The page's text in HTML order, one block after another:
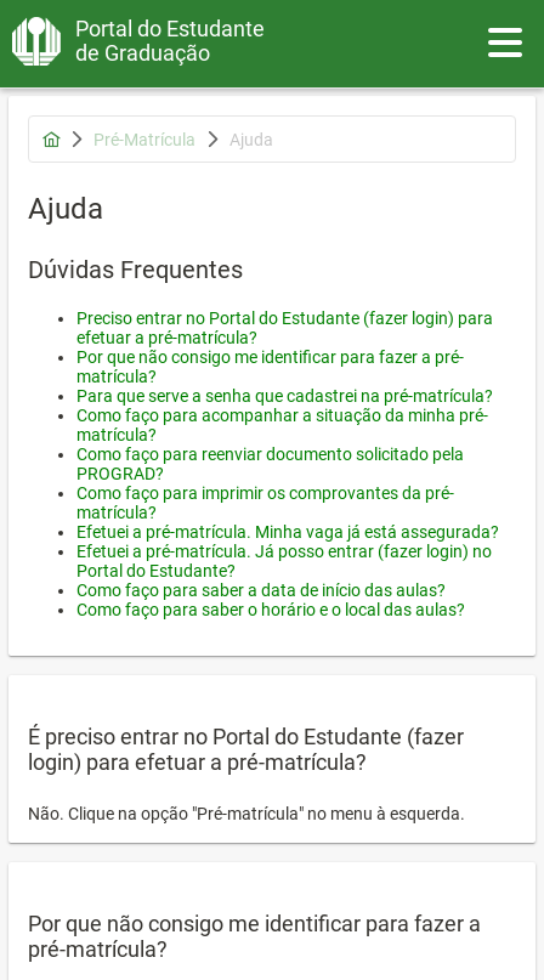
Portal do Estudante
de Graduação
Pré-Matrícula Ajuda
Ajuda
Dúvidas Frequentes
Preciso entrar no Portal do Estudante (fazer login) para
efetuar a pré-matrícula?
Por que não consigo me identificar para fazer a pré-
matrícula?
Para que serve a senha que cadastrei na pré-matrícula?
Como faço para acompanhar a situação da minha pré-
matrícula?
Como faço para reenviar documento solicitado pela
PROGRAD?
Como faço para imprimir os comprovantes da pré-
matrícula?
Efetuei a pré-matrícula. Minha vaga já está assegurada?
Efetuei a pré-matrícula. Já posso entrar (fazer login) no
Portal do Estudante?
Como faço para saber a data de início das aulas?
Como faço para saber o horário e o local das aulas?
É preciso entrar no Portal do Estudante (fazer
login) para efetuar a pré-matrícula?
Não. Clique na opção "Pré-matrícula" no menu à esquerda.
Por que não consigo me identificar para fazer a
pré-matrícula?